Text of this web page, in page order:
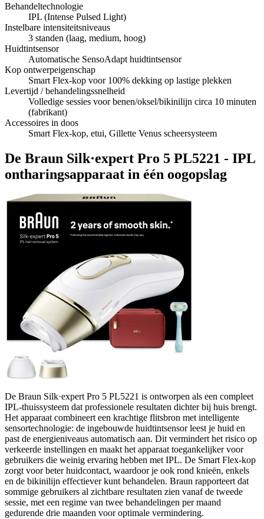
Behandeltechnologie
IPL (Intense Pulsed Light)
Instelbare intensiteitsniveaus
3 standen (laag, medium, hoog)
Huidtintsensor
Automatische SensoAdapt huidtintsensor
Kop ontwerpeigenschap
Smart Flex-kop voor 100% dekking op lastige plekken
Levertijd / behandelingssnelheid
Volledige sessies voor benen/oksel/bikinilijn circa 10 minuten
(fabrikant)
Accessoires in doos
Smart Flex-kop, etui, Gillette Venus scheersysteem
De Braun Silk·expert Pro 5 PL5221 - IPL
ontharingsapparaat in één oogopslag
De Braun Silk·expert Pro 5 PL5221 is ontworpen als een compleet
IPL-thuissysteem dat professionele resultaten dichter bij huis brengt.
Het apparaat combineert een krachtige flitsbron met intelligente
sensortechnologie: de ingebouwde huidtintsensor leest je huid en
past de energieniveaus automatisch aan. Dit vermindert het risico op
verkeerde instellingen en maakt het apparaat toegankelijker voor
gebruikers die weinig ervaring hebben met IPL. De Smart Flex-kop
zorgt voor beter huidcontact, waardoor je ook rond knieën, enkels
en de bikinilijn effectiever kunt behandelen. Braun rapporteert dat
sommige gebruikers al zichtbare resultaten zien vanaf de tweede
sessie, met een regime van twee behandelingen per maand
gedurende drie maanden voor optimale vermindering.